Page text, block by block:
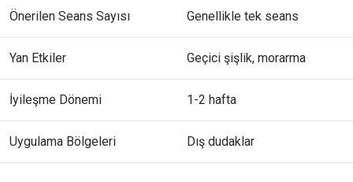
Önerilen Seans Sayısı Genellikle tek seans
Yan Etkiler Geçici şişlik, morarma
İyileşme Dönemi 1-2 hafta
Uygulama Bölgeleri Dış dudaklar